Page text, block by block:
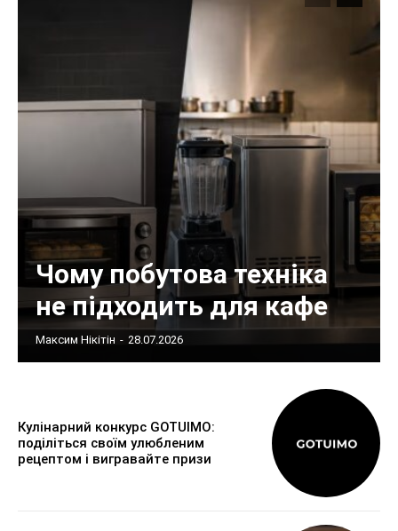
Чому побутова техніка
не підходить для кафе
Максим Нікітін - 28.07.2026
Кулінарний конкурс GOTUIMO:
поділіться своїм улюбленим
рецептом і вигравайте призи